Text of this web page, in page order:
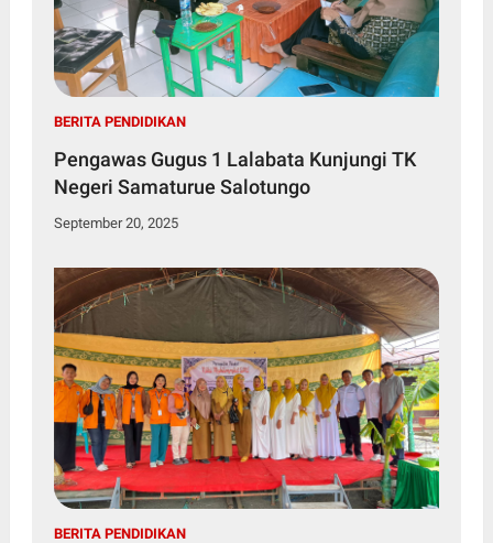
BERITA PENDIDIKAN
Pengawas Gugus 1 Lalabata Kunjungi TK
Negeri Samaturue Salotungo
September 20, 2025
BERITA PENDIDIKAN